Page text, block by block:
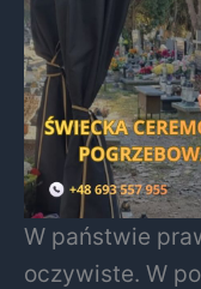
W państwie
oczywiste. W